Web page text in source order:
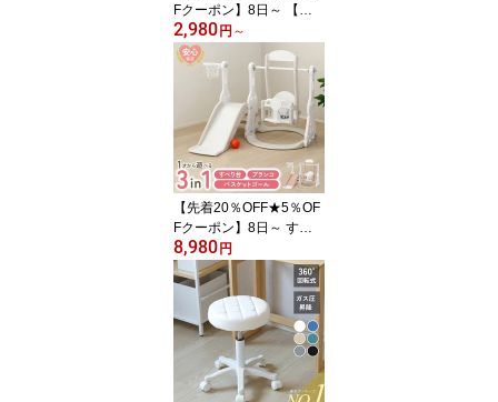
Fクーポン】8日～ 【大
容量★25本掛け】スラッ
クスハンガー ズボンラッ
ク 白 スリム スラックス
ハンガーラック ズボンハ
ンガー ズボン 収納 パン
ツラック 25本掛け 20本
掛け ボトムスラック 20
本 15本 10本 キャスター
付き パンツンツスノーグ
レー グレ
2,980円 ～
【先着20％OFF★5％OF
Fクーポン】8日～ すべ
り台 ブランコ 室内 遊具
滑り台 ブランコ付き 室
内遊具 屋内 屋外 バスケ
ットゴール 滑り台室内 1
歳 3in1 ボール 子供 ベビ
ー キッズ 赤ちゃん 孫 お
もちゃ すべりだい スラ
イダー おしゃれ かわい
8,980円